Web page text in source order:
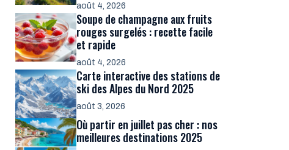
août 4, 2026
Soupe de champagne aux fruits
rouges surgelés : recette facile
et rapide
août 4, 2026
Carte interactive des stations de
ski des Alpes du Nord 2025
août 3, 2026
Où partir en juillet pas cher : nos
meilleures destinations 2025